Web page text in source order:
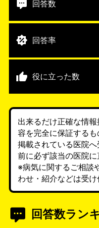
回答数
回答率
役に立った数
出来るだけ正確な情
容を完全に保証するも
掲載されている医院
前に必ず該当の医院に
※病気に関するご相談
わせ・紹介などは受け
回答数ラン